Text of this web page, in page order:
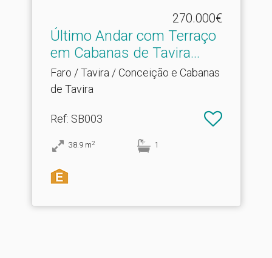
270.000€
Último Andar com Terraço
em Cabanas de Tavira.​..
Faro / Tavira / Conceição e Cabanas
de Tavira
Ref: SB003
38.9 m2 1